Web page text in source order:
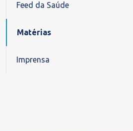
Feed da Saúde
Matérias
Imprensa